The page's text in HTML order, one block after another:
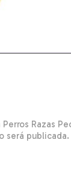
Razas
será publicada.